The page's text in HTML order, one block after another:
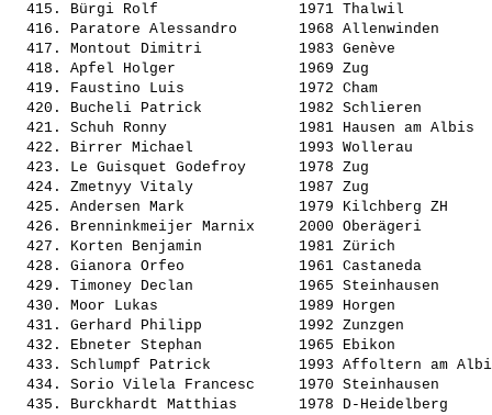
  415.
Bürgi Rolf
1971 Thalwil
  416.
Paratore Alessandro
1968
  417.
Montout Dimitri
1983 Genève
  418.
Apfel Holger
1969 Zug
  419.
Faustino Luis
1972 Cham
  420.
Bucheli Patrick
1982 Schlieren
  421.
Schuh Ronny
1981 Hausen am
  422.
Birrer Michael
1993 Wollerau
  423.
Le Guisquet Godefroy
1978 Zug
  424.
Zmetnyy Vitaly
1987 Zug
  425.
Andersen Mark
1979 Kilchberg
  426.
Brenninkmeijer Marnix
2000 Oberägeri
  427.
Korten Benjamin
1981 Zürich
  428.
Gianora Orfeo
1961 Castaneda
  429.
Timoney Declan
1965
  430.
Moor Lukas
1989 Horgen
  431.
Gerhard Philipp
1992 Zunzgen
  432.
Ebneter Stephan
1965 Ebikon
  433.
Schlumpf Patrick
1993 Affoltern
  434.
Sorio Vilela Francesc
1970 Steinhausen
  435.
Burckhardt Matthias
1978 D-